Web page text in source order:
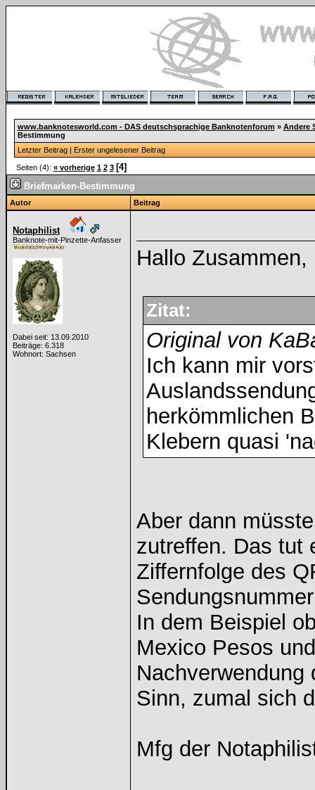
www.banknotesworld.com - DAS deutschsprachige Banknotenforum » Andere
Bestimmung
Letzter Beitrag| Erster ungelesener Beitrag
Seiten (4): « vorherige 1 2 3 [4]
Briefmarken-Bestimmung
Autor Beitrag
Notaphilist
Banknote-mit-Pinzette-Anfasser
Dabei seit: 13.09.2010
Beiträge: 6.318
Wohnort: Sachsen
Hallo Zusammen,
Zitat:
Original von
Ich kann mir
herkömmlichen
Klebern quasi
Aber dann
zutreffen. Das tut
Ziffernfolge des
In dem Beispiel
Mexico Pesos
Sinn, zumal sich
Mfg der